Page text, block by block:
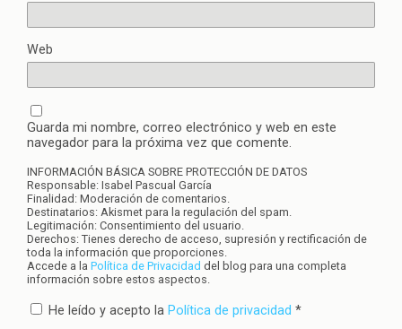
Web
Guarda mi nombre, correo electrónico y web en este
navegador para la próxima vez que comente.
INFORMACIÓN BÁSICA SOBRE PROTECCIÓN DE DATOS
Responsable: Isabel Pascual García
Finalidad: Moderación de comentarios.
Destinatarios: Akismet para la regulación del spam.
Legitimación: Consentimiento del usuario.
Derechos: Tienes derecho de acceso, supresión y rectificación de
toda la información que proporciones.
Accede a la Política de Privacidad del blog para una completa
información sobre estos aspectos.
He leído y acepto la Política de privacidad *